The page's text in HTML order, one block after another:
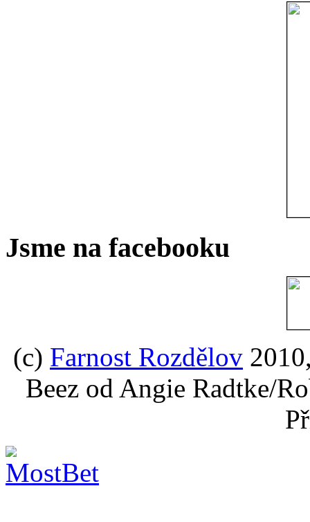
Jsme na facebooku
(c) Farnost Rozdělov
Beez od Angie Radtke/